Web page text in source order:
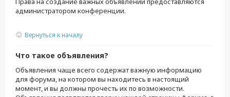
администратором конференции.
Вернуться к началу
Что такое объявления?
Объявления чаще всего содержат важную информацию
для форума, на котором вы находитесь в настоящий
момент, и вы должны прочесть их по возможности.